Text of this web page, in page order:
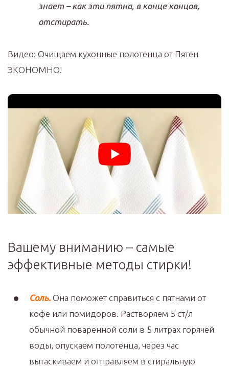
знает – как эти пятна, в конце концов,
отстирать.
Видео: Очищаем кухонные полотенца от Пятен
ЭКОНОМНО!
Вашему вниманию – самые
эффективные методы стирки!
Соль. Она поможет справиться с пятнами от
кофе или помидоров. Растворяем 5 ст/л
обычной поваренной соли в 5 литрах горячей
воды, опускаем полотенца, через час
вытаскиваем и отправляем в стиральную